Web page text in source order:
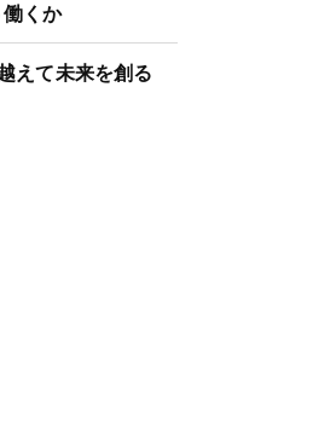
くか
えて未来を創る